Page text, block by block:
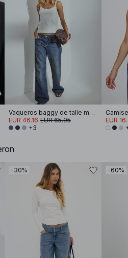
Vaqueros baggy de talle medio
EUR 46.16 EUR 65.95
+3
EUR
-30% -60%